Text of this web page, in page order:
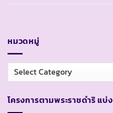
หมวดหมู่
หมวด
หมู่
โครงการตามพระราชดำริ แบ่